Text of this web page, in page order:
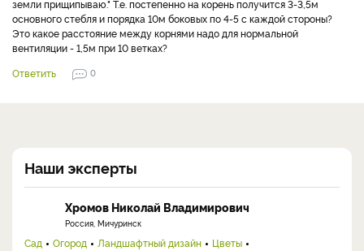
земли прищипываю." Т.е. постепенно на корень получится 3-3,5м
основного стебля и порядка 10м боковых по 4-5 с каждой стороны?
Это какое расстояние между корнями надо для нормальной
вентиляции - 1,5м при 10 ветках?
Ответить
0
Наши эксперты
Хромов Николай Владимирович
Россия, Мичуринск
Сад Огород Ландшафтный дизайн
Цветы